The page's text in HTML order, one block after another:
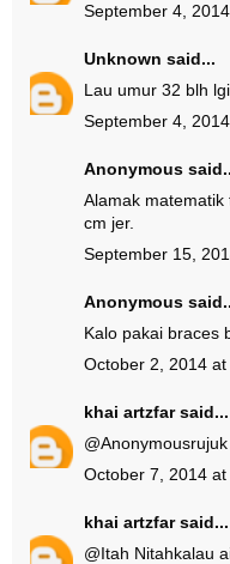
September 4,
Unknown said...
Lau umur 32 blh
September 4,
Anonymous
Alamak
cm jer.
September 15,
Anonymous
Kalo pakai braces
October 2, 2014 at
khai artzfarsaid...
@Anonymous
October 7, 2014 at
khai artzfarsaid...
@Itah Nitahkalau